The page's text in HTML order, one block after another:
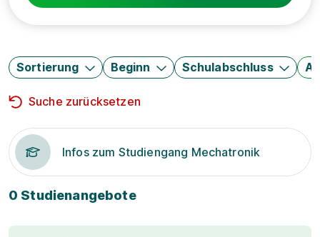
Sortierung Beginn Schulabschluss
Suche zurücksetzen
Infos zum Studiengang Mechatronik
0 Studienangebote